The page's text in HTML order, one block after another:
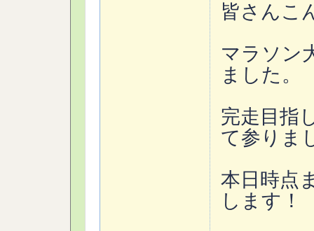
皆さんこ
マラソン
ました。
完走目指
て参りま
本日時点
します！